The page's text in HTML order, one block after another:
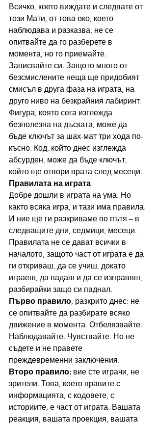
Всичко, което виждате и следвате от
този Мати, от това око, което
наблюдава и разказва, не се
опитвайте да го разберете в
момента, но го приемайте.
Записвайте си. Защото много от
безсмислените неща ще придобият
смисъл в друга фаза на играта, на
друго ниво на безкрайния лабиринт.
Фигура, която сега изглежда
безполезна на дъската, може да
бъде ключът за шах-мат три хода по-
късно. Код, който днес изглежда
абсурден, може да бъде ключът,
който ще отвори врата след месеци.
Правилата на играта
Добре дошли в играта на ума. Но
както всяка игра, и тази има правила.
И ние ще ги разкриваме по пътя – в
следващите дни, седмици, месеци.
Правилата не се дават всички в
началото, защото част от играта е да
ги откриваш, да се учиш, докато
играеш, да падаш и да се изправяш,
разбирайки защо си паднал.
Първо правило, разкрито днес: не
се опитвайте да разбирате всяко
движение в момента. Отбелязвайте.
Наблюдавайте. Чувствайте. Но не
съдете и не правете
преждевременни заключения.
Второ правило: вие сте играчи, не
зрители. Това, което правите с
информацията, с кодовете, с
историите, е част от играта. Вашата
реакция, вашата проекция, вашата